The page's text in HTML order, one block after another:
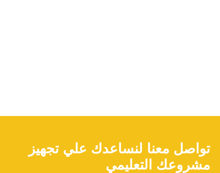
تواصل معنا لنساعدك علي تجهيز
مشروعك التعليمي